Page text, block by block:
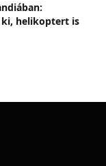
helikoptert is